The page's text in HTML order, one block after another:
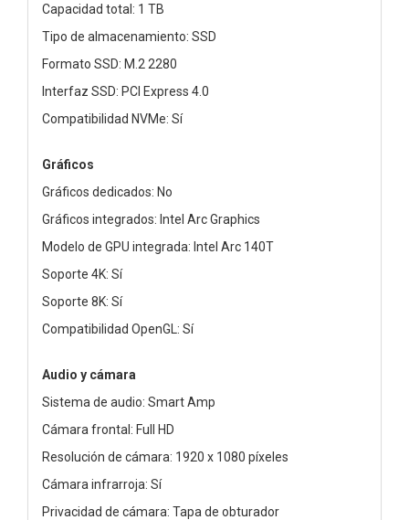
Capacidad total: 1 TB
Tipo de almacenamiento: SSD
Formato SSD: M.2 2280
Interfaz SSD: PCI Express 4.0
Compatibilidad NVMe: Sí
Gráficos
Gráficos dedicados: No
Gráficos integrados: Intel Arc Graphics
Modelo de GPU integrada: Intel Arc 140T
Soporte 4K: Sí
Soporte 8K: Sí
Compatibilidad OpenGL: Sí
Audio y cámara
Sistema de audio: Smart Amp
Cámara frontal: Full HD
Resolución de cámara: 1920 x 1080 píxeles
Cámara infrarroja: Sí
Privacidad de cámara: Tapa de obturador